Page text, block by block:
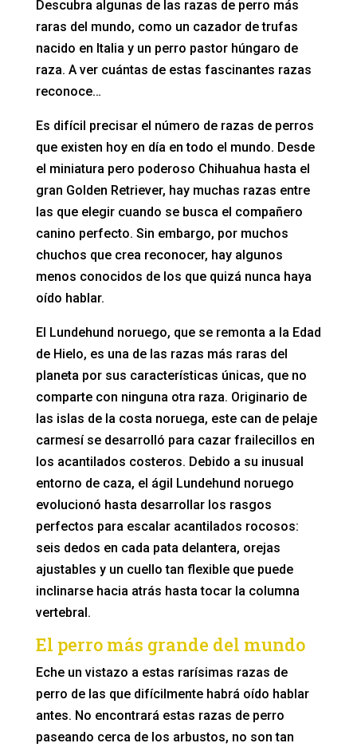
Descubra algunas de las razas de perro más
raras del mundo, como un cazador de trufas
nacido en Italia y un perro pastor húngaro de
raza. A ver cuántas de estas fascinantes razas
reconoce…
Es difícil precisar el número de razas de perros
que existen hoy en día en todo el mundo. Desde
el miniatura pero poderoso Chihuahua hasta el
gran Golden Retriever, hay muchas razas entre
las que elegir cuando se busca el compañero
canino perfecto. Sin embargo, por muchos
chuchos que crea reconocer, hay algunos
menos conocidos de los que quizá nunca haya
oído hablar.
El Lundehund noruego, que se remonta a la Edad
de Hielo, es una de las razas más raras del
planeta por sus características únicas, que no
comparte con ninguna otra raza. Originario de
las islas de la costa noruega, este can de pelaje
carmesí se desarrolló para cazar frailecillos en
los acantilados costeros. Debido a su inusual
entorno de caza, el ágil Lundehund noruego
evolucionó hasta desarrollar los rasgos
perfectos para escalar acantilados rocosos:
seis dedos en cada pata delantera, orejas
ajustables y un cuello tan flexible que puede
inclinarse hacia atrás hasta tocar la columna
vertebral.
El perro más grande del mundo
Eche un vistazo a estas rarísimas razas de
perro de las que difícilmente habrá oído hablar
antes. No encontrará estas razas de perro
paseando cerca de los arbustos, no son tan